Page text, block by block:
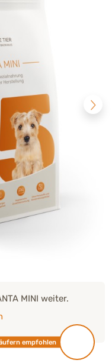
MINI weiter.
empfohlen